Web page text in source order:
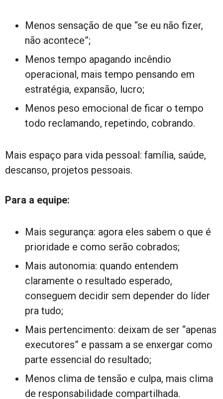
Menos sensação de que “se eu não fizer,
não acontece”;
Menos tempo apagando incêndio
operacional, mais tempo pensando em
estratégia, expansão, lucro;
Menos peso emocional de ficar o tempo
todo reclamando, repetindo, cobrando.
Mais espaço para vida pessoal: família, saúde,
descanso, projetos pessoais.
Para a equipe:
Mais segurança: agora eles sabem o que é
prioridade e como serão cobrados;
Mais autonomia: quando entendem
claramente o resultado esperado,
conseguem decidir sem depender do líder
pra tudo;
Mais pertencimento: deixam de ser “apenas
executores” e passam a se enxergar como
parte essencial do resultado;
Menos clima de tensão e culpa, mais clima
de responsabilidade compartilhada.